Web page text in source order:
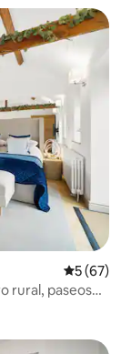
5 (67)
rural, paseos